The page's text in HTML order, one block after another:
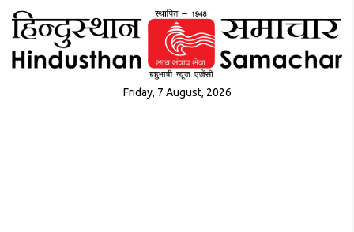
Friday, 7 August, 2026